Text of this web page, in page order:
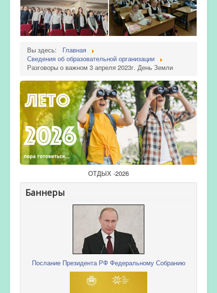
Вы здесь:
Главная
Сведения об образовательной организации
Разговоры о важном 3 апреля 2023г. День Земли
ОТДЫХ -2026
Баннеры
Послание Президента РФ Федеральному Собранию